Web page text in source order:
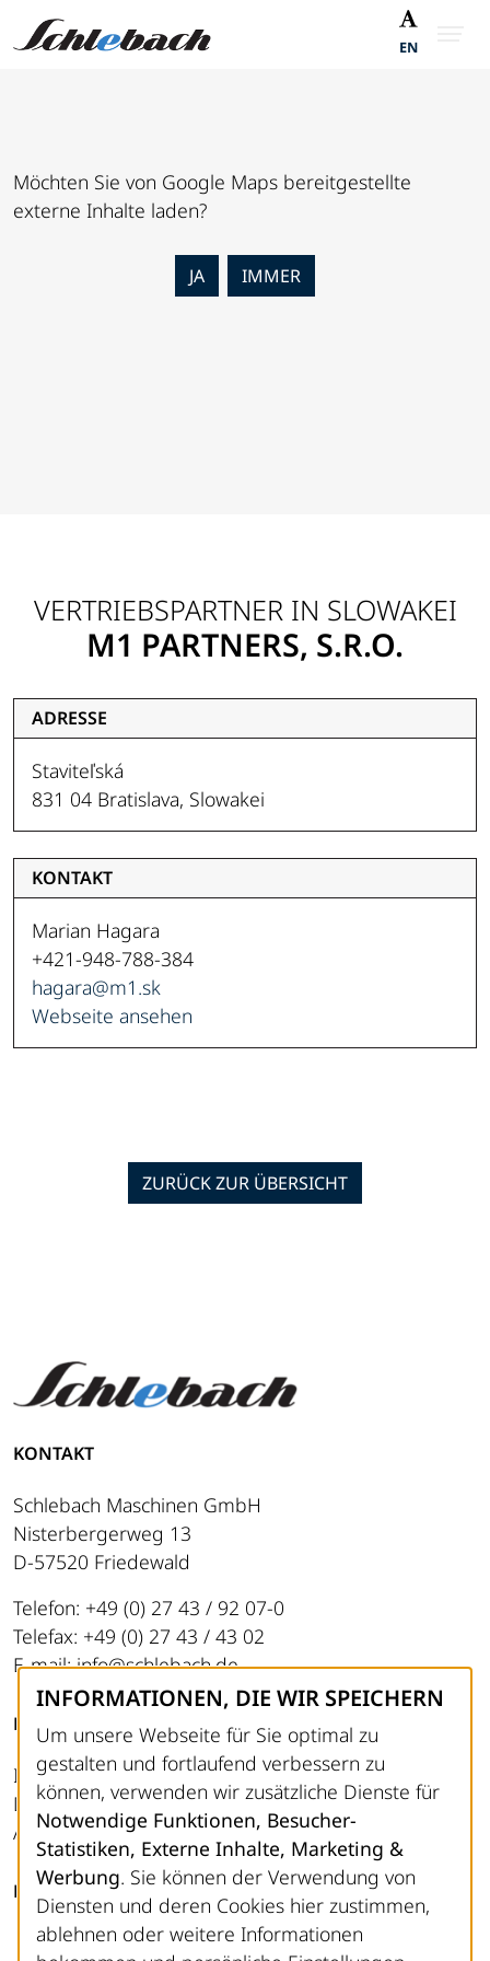
EN
Möchten Sie von Google Maps bereitgestellte
externe Inhalte laden?
JA IMMER
VERTRIEBSPARTNER IN SLOWAKEI
M1 PARTNERS, S.R.O.
ADRESSE
Staviteľská
831 04 Bratislava, Slowakei
KONTAKT
Marian Hagara
+421-948-788-384
hagara@m1.sk
Webseite ansehen
ZURÜCK ZUR ÜBERSICHT
KONTAKT
Schlebach Maschinen GmbH
Nisterbergerweg 13
D-57520 Friedewald
Telefon: +49 (0) 27 43 / 92 07-0
Telefax: +49 (0) 27 43 / 43 02
E-mail: info@schlebach.de
RECHTLICHES
Impressum
Datenschutz
AGB
FOLGEN SIE UNS
LinkedIn
INFORMATIONEN, DIE WIR SPEICHERN
Um unsere Webseite für Sie optimal zu
gestalten und fortlaufend verbessern zu
können, verwenden wir zusätzliche Dienste für
Notwendige Funktionen, Besucher-
Statistiken, Externe Inhalte, Marketing &
Werbung. Sie können der Verwendung von
Diensten und deren Cookies hier zustimmen,
ablehnen oder weitere Informationen